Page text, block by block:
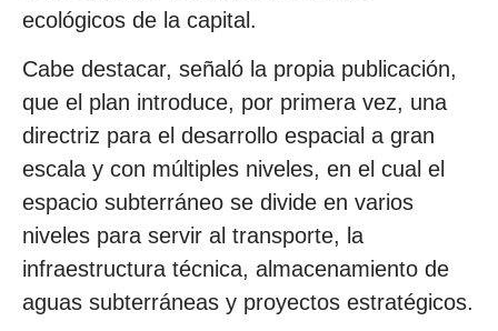
ecológicos de la capital.
Cabe destacar, señaló la propia publicación,
que el plan introduce, por primera vez, una
directriz para el desarrollo espacial a gran
escala y con múltiples niveles, en el cual el
espacio subterráneo se divide en varios
niveles para servir al transporte, la
infraestructura técnica, almacenamiento de
aguas subterráneas y proyectos estratégicos.